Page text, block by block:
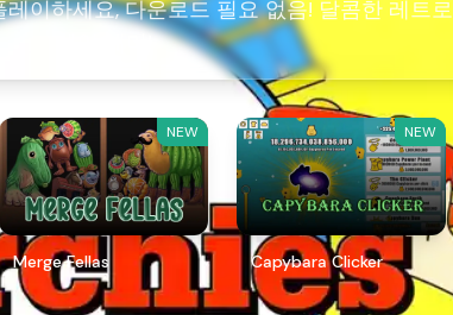
이하세요, 다운로드 필요 없음! 달콤한 레트로
NEW
Merge Fellas
NEW
Capybara Clicker